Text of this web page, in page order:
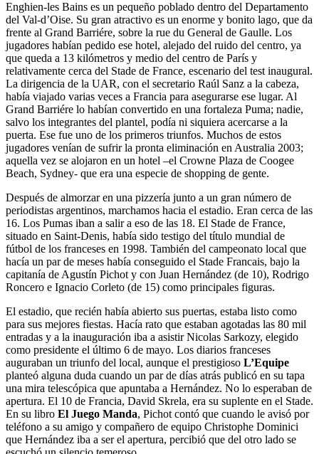
Enghien-les Bains es un pequeño poblado dentro del Departamento
del Val-d’Oise. Su gran atractivo es un enorme y bonito lago, que da
frente al Grand Barriére, sobre la rue du General de Gaulle. Los
jugadores habían pedido ese hotel, alejado del ruido del centro, ya
que queda a 13 kilómetros y medio del centro de París y
relativamente cerca del Stade de France, escenario del test inaugural.
La dirigencia de la UAR, con el secretario Raúl Sanz a la cabeza,
había viajado varias veces a Francia para asegurarse ese lugar. Al
Grand Barriére lo habían convertido en una fortaleza Puma; nadie,
salvo los integrantes del plantel, podía ni siquiera acercarse a la
puerta. Ese fue uno de los primeros triunfos. Muchos de estos
jugadores venían de sufrir la pronta eliminación en Australia 2003;
aquella vez se alojaron en un hotel –el Crowne Plaza de Coogee
Beach, Sydney- que era una especie de shopping de gente.
Después de almorzar en una pizzería junto a un gran número de
periodistas argentinos, marchamos hacia el estadio. Eran cerca de las
16. Los Pumas iban a salir a eso de las 18. El Stade de France,
situado en Saint-Denis, había sido testigo del título mundial de
fútbol de los franceses en 1998. También del campeonato local que
hacía un par de meses había conseguido el Stade Francais, bajo la
capitanía de Agustín Pichot y con Juan Hernández (de 10), Rodrigo
Roncero e Ignacio Corleto (de 15) como principales figuras.
El estadio, que recién había abierto sus puertas, estaba listo como
para sus mejores fiestas. Hacía rato que estaban agotadas las 80 mil
entradas y a la inauguración iba a asistir Nicolas Sarkozy, elegido
como presidente el último 6 de mayo. Los diarios franceses
auguraban un triunfo del local, aunque el prestigioso L’Equipe
planteó alguna duda cuando un par de días atrás publicó en su tapa
una mira telescópica que apuntaba a Hernández. No lo esperaban de
apertura. El 10 de Francia, David Skrela, era su suplente en el Stade.
En su libro El Juego Manda, Pichot contó que cuando le avisó por
teléfono a su amigo y compañero de equipo Christophe Dominici
que Hernández iba a ser el apertura, percibió que del otro lado se